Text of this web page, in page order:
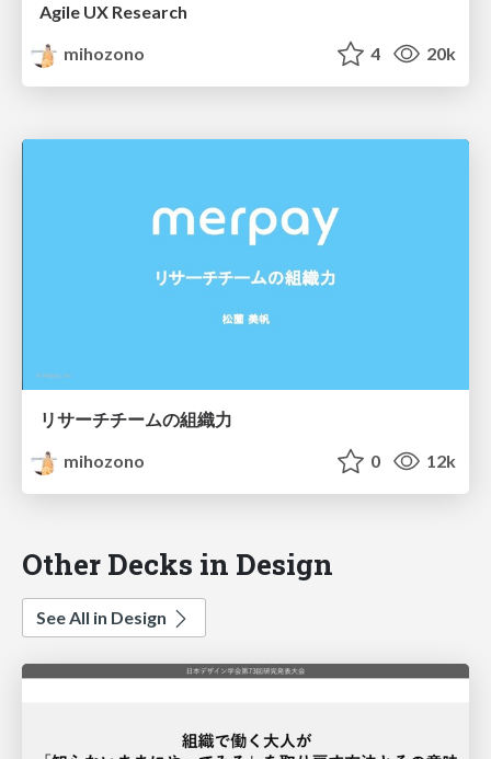
Agile UX Research
mihozono
4 20k
リサーチチームの組織力
mihozono
0 12k
Other Decks in Design
See All in Design